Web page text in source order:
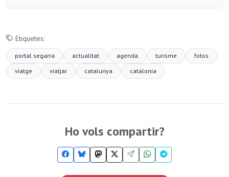
Etiquetes:
portal segarra actualitat agenda turisme
fotos
viatge
viatjar catalunya catalonia
Ho vols compartir?